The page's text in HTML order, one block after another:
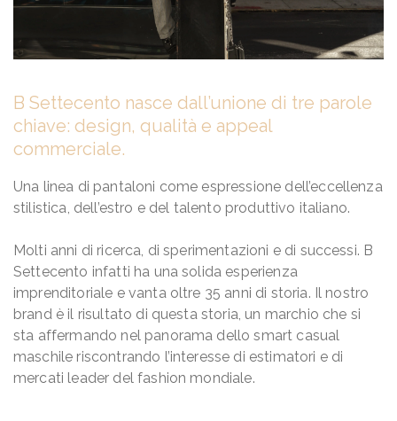
B Settecento nasce dall’unione di tre parole
chiave: design, qualità e appeal
commerciale.
Una linea di pantaloni come espressione dell’eccellenza
stilistica, dell’estro e del talento produttivo italiano.
Molti anni di ricerca, di sperimentazioni e di successi. B
Settecento infatti ha una solida esperienza
imprenditoriale e vanta oltre 35 anni di storia. ​Il nostro
brand è il risultato di questa storia, un ​marchio che si
sta affermando nel panorama dello smart casual
maschile riscontrando l’interesse di estimatori e di
mercati leader del fashion mondiale.